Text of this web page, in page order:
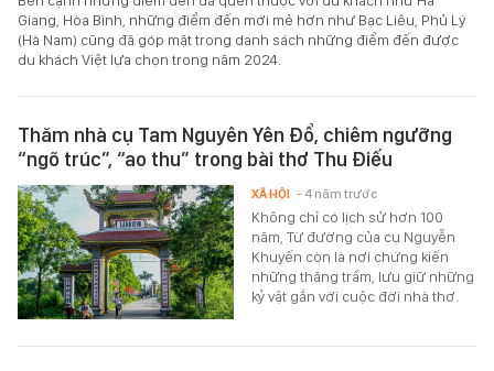
Giang, Hòa Bình, những điểm đến mới mẻ hơn như Bạc Liêu, Phủ Lý
(Hà Nam) cũng đã góp mặt trong danh sách những điểm đến được
du khách Việt lựa chọn trong năm 2024.
Thăm nhà cụ Tam Nguyên Yên Đổ, chiêm ngưỡng
“ngõ trúc”, “ao thu” trong bài thơ Thu Điếu
Không chỉ có lịch sử hơn 100
năm, Từ đường của cụ Nguyễn
Khuyến còn là nơi chứng kiến
những thăng trầm, lưu giữ những
kỷ vật gắn với cuộc đời nhà thơ.
XÃ HỘI - 4 năm trước